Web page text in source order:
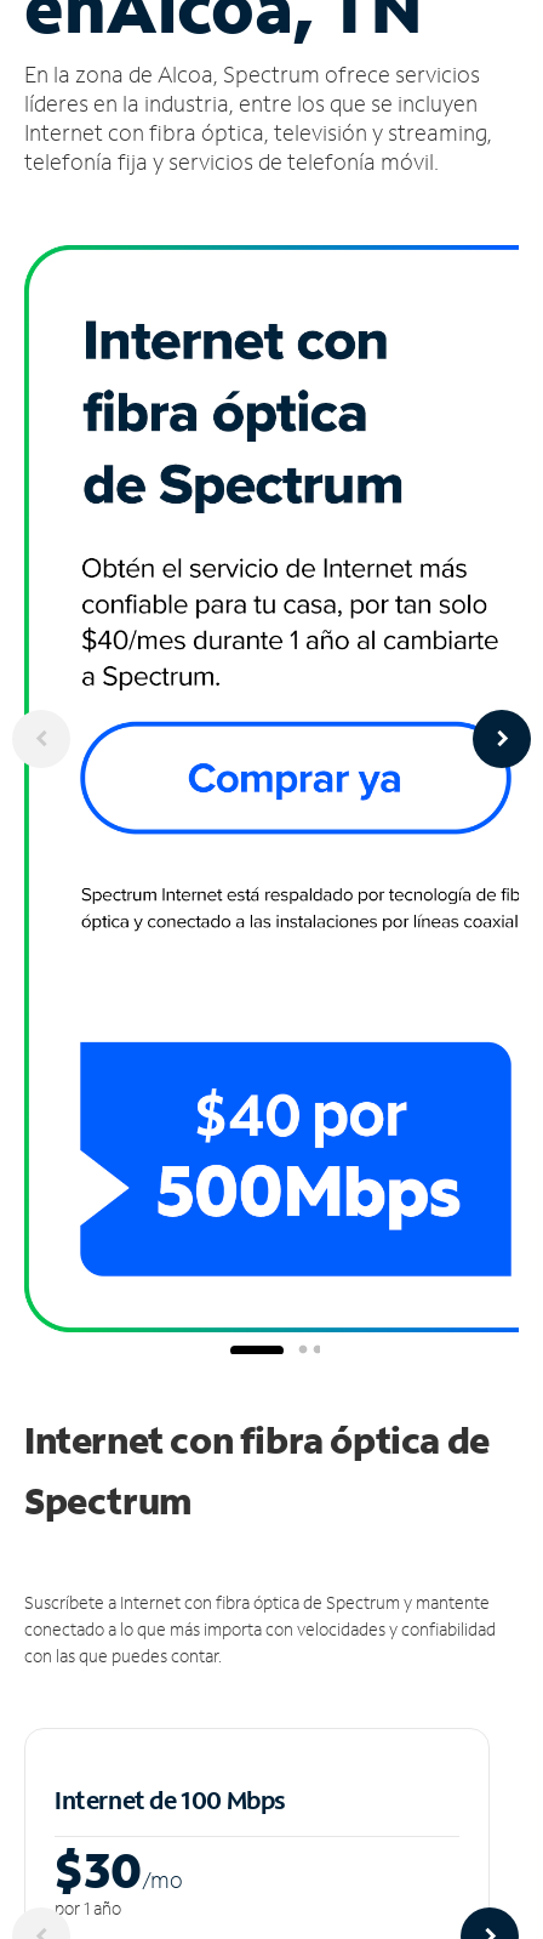
cuenta
Encuentra
una
tienda
En la zona de Alcoa, Spectrum ofrece servicios
líderes en la industria, entre los que se incluyen
Internet con fibra óptica, televisión y streaming,
telefonía fija y servicios de telefonía móvil.
Internet con fibra óptica de
Spectrum
Suscríbete a Internet con fibra óptica de Spectrum y mantente
conectado a lo que más importa con velocidades y confiabilidad
con las que puedes contar.
Internet de 100 Mbps
$30/mo
por 1 año